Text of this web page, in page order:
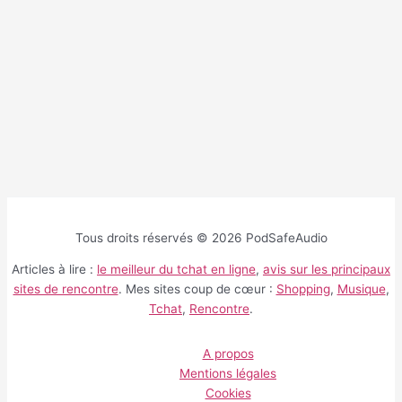
Tous droits réservés © 2026 PodSafeAudio
Articles à lire : le meilleur du tchat en ligne, avis sur les principaux
sites de rencontre. Mes sites coup de cœur : Shopping, Musique,
Tchat, Rencontre.
A propos
Mentions légales
Cookies